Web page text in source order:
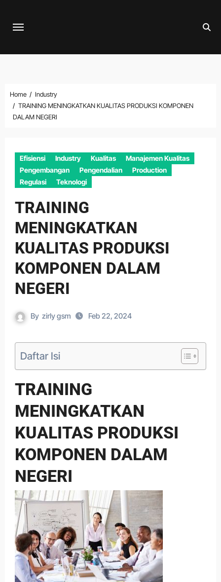
Home
Industry
TRAINING MENINGKATKAN KUALITAS PRODUKSI KOMPONEN
DALAM NEGERI
Efisiensi Industry Kualitas
Manajemen Kualitas
Pengembangan
Pengendalian
Production
Regulasi
Teknologi
TRAINING
MENINGKATKAN
KUALITAS PRODUKSI
KOMPONEN DALAM
NEGERI
By zirly gsm Feb 22, 2024
Daftar Isi
TRAINING
MENINGKATKAN
KUALITAS PRODUKSI
KOMPONEN DALAM
NEGERI